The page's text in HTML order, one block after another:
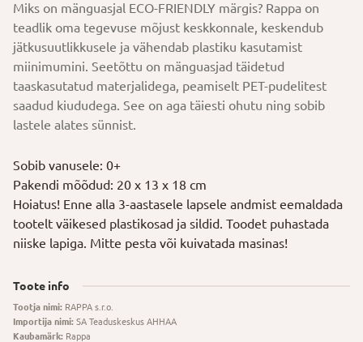
Miks on mänguasjal ECO-FRIENDLY märgis? Rappa on
teadlik oma tegevuse mõjust keskkonnale, keskendub
jätkusuutlikkusele ja vähendab plastiku kasutamist
miinimumini. Seetõttu on mänguasjad täidetud
taaskasutatud materjalidega, peamiselt PET-pudelitest
saadud kiududega. See on aga täiesti ohutu ning sobib
lastele alates sünnist.
Sobib vanusele: 0+
Pakendi mõõdud: 20 x 13 x 18 cm
Hoiatus! Enne alla 3-aastasele lapsele andmist eemaldada
tootelt väikesed plastikosad ja sildid. Toodet puhastada
niiske lapiga. Mitte pesta või kuivatada masinas!
Toote info
Tootja nimi: RAPPA s.r.o.
Importija nimi: SA Teaduskeskus AHHAA
Kaubamärk: Rappa